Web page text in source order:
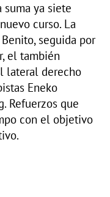
suma ya siete
curso. La
seguida por
el también
lateral derecho
Eneko
Refuerzos que
con el objetivo